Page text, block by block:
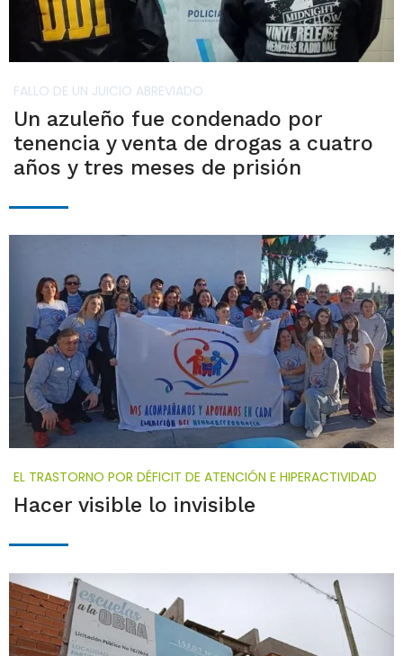
FALLO DE UN JUICIO ABREVIADO
Un azuleño fue condenado por
tenencia y venta de drogas a cuatro
años y tres meses de prisión
EL TRASTORNO POR DÉFICIT DE ATENCIÓN E HIPERACTIVIDAD
Hacer visible lo invisible